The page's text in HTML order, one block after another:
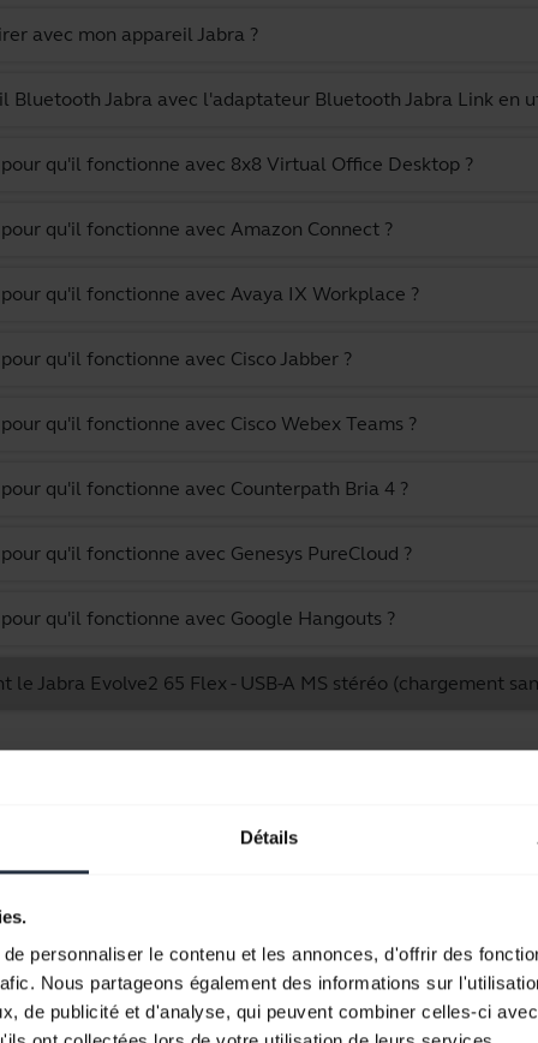
Détails
personnaliser le contenu et les annonces, d'offrir des
Nous partageons également des informations sur
de publicité et d'analyse, qui peuvent combiner celles-ci
avec mon appareil Jabra ?
Bluetooth Jabra avec l'adaptateur Bluetooth Jabra Link en
qu'il fonctionne avec 8x8 Virtual Office Desktop ?
qu'il fonctionne avec Amazon Connect ?
qu'il fonctionne avec Avaya IX Workplace ?
qu'il fonctionne avec Cisco Jabber ?
qu'il fonctionne avec Cisco Webex Teams ?
qu'il fonctionne avec Counterpath Bria 4 ?
qu'il fonctionne avec Genesys PureCloud ?
qu'il fonctionne avec Google Hangouts ?
Jabra Evolve2 65 Flex - USB-A MS stéréo (chargement
Documents produits
Guide de démarrage rapide